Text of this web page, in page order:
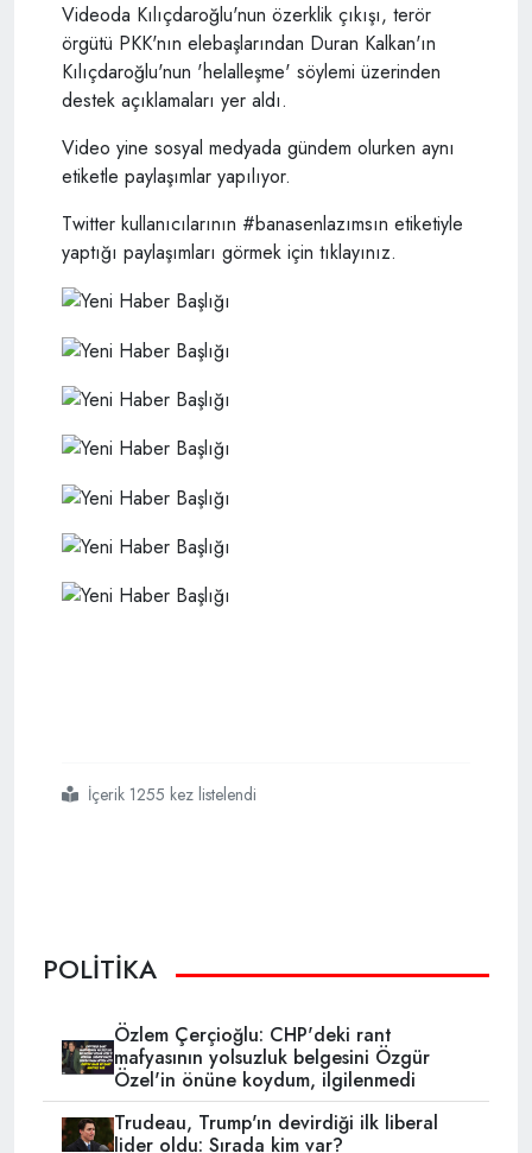
Videoda Kılıçdaroğlu'nun özerklik çıkışı, terör
örgütü PKK'nın elebaşlarından Duran Kalkan'ın
Kılıçdaroğlu'nun 'helalleşme' söylemi üzerinden
destek açıklamaları yer aldı.
Video yine sosyal medyada gündem olurken aynı
etiketle paylaşımlar yapılıyor.
Twitter kullanıcılarının #banasenlazımsın etiketiyle
yaptığı paylaşımları görmek için tıklayınız.
#arkadaşı
#kandil
#olanlara
#benim
#milletim
#destek
#verir
#mi İçerik 1255 kez listelendi
POLİTİKA
Özlem Çerçioğlu: CHP'deki rant
mafyasının yolsuzluk belgesini Özgür
Özel'in önüne koydum, ilgilenmedi
Trudeau, Trump'ın devirdiği ilk liberal
lider oldu: Sırada kim var?